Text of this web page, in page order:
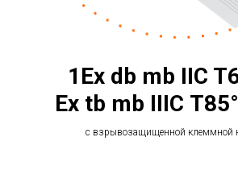
1Ех db mb IIC
Ex tb mb IIIС
с взрывозащищенной клеммной